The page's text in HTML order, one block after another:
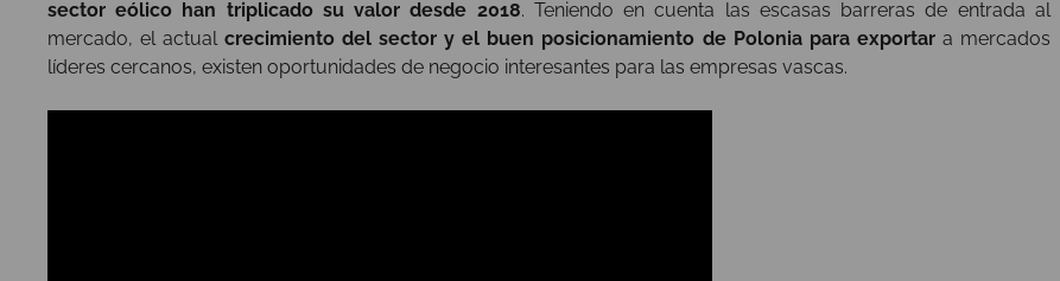
sector eólico han triplicado su valor desde 2018. Teniendo en cuenta las escasas barreras de entrada al
mercado, el actualcrecimiento del sector y el buen posicionamiento de Polonia para exportara mercados
líderes cercanos, existen oportunidades de negocio interesantes para las empresas vascas.